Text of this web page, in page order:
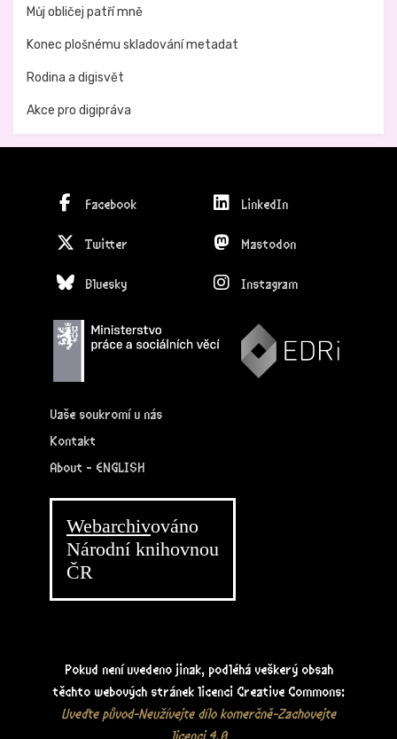
Můj obličej patří mně
Konec plošnému skladování metadat
Rodina a digisvět
Akce pro digipráva
Facebook LinkedIn
Twitter Mastodon
Bluesky Instagram
Vaše soukromí u nás
Kontakt
About - ENGLISH
Webarchivováno
Národní knihovnou
ČR
Pokud není uvedeno jinak, podléhá veškerý obsah
těchto webových stránek licenci Creative Commons:
Uveďte původ-Neužívejte dílo komerčně-Zachovejte